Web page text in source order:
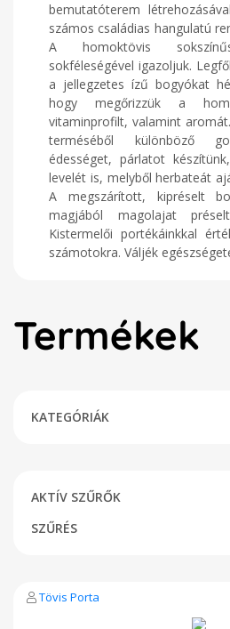
bemutatóterem
számos családias hangulatú
A homoktövis
sokféleségével igazoljuk.
a jellegzetes ízű bogyókat
hogy megőrizzük a
vitaminprofilt, valamint
terméséből különböző
édességet, párlatot
levelét is, melyből herbateát
A megszárított, kipréselt
magjából magolajat
Kistermelői portékáinkkal
számotokra. Váljék
Termékek
KATEGÓRIÁK
AKTÍV SZŰRŐK
SZŰRÉS
Tövis Porta